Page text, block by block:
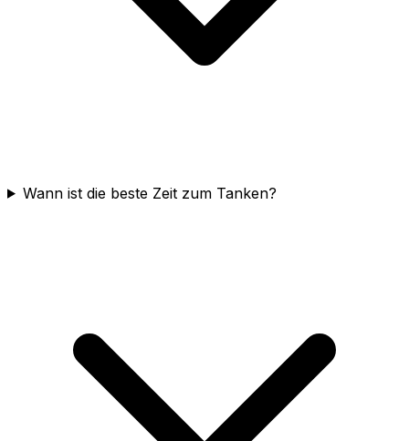
Wann ist die beste Zeit zum Tanken?